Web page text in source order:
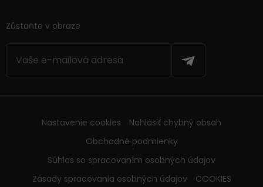
Zůstaňte v obraze
Nastavenie cookies
Nahlásiť chybný obsah
Obchodné podmienky
Súhlas so spracovaním osobných údajov
Zásady spracovania osobných údajov
COOKIES